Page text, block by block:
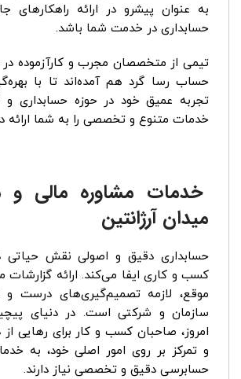
به عنوان پیشرو در ارائه
حسابداری در خدمت شما باشد.
تیمی از متخصصان مجرب و کارآزموده
حساب رسا گرد هم آمده‌اند تا با
تجربه عمیق خود در حوزه حسابداری و
خدمات متنوع و تخصصی را به شما ارائه
خدمات مشاوره مالی و
میدان آرژانتین
حسابداری دقیق و اصولی نقش حیاتی
کسب و کاری ایفا می‌کند. ارائه
موقع، لازمه تصمیم‌گیری‌های درست و
سازمان و شرکتی است. در دنیای
امروز، صاحبان کسب و کار برای رهایی
و تمرکز بر روی امور اصلی خود، به
حسابرسی دقیق و تخصصی نیاز دارند.